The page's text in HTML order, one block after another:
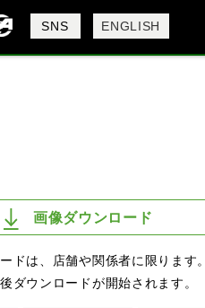
要
報
SNS ENGLISH
画像ダウンロード
ドは、店舗や関係者に限ります。
ダウンロードが開始されます。